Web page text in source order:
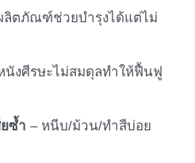
ลิตภัณฑ์ช่วยบำรุงได้แต่ไม่
นังศีรษะไม่สมดุลทำให้ฟื้นฟู
ซ้ำ – หนีบ/ม้วน/ทำสีบ่อย